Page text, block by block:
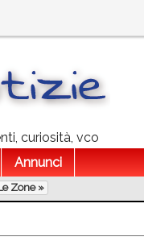
curiosità, vco
Annunci
Zone »